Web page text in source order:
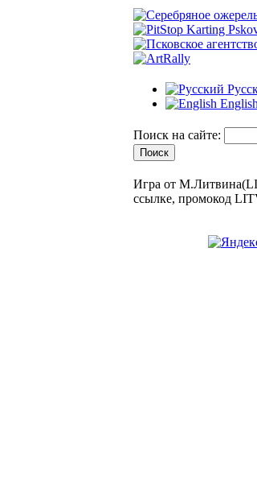
English
Поиск на сайте:
Игра от
ссылке, промокод